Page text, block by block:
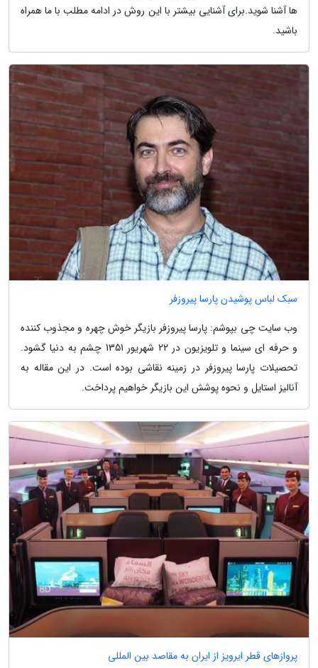
ها آشنا شوید.برای آشنایی بیشتر با این روش در ادامه مطلب با ما همراه
باشید.
سبک لباس پوشیدن پارسا پیروزفر
وب سایت چی بپوشم: پارسا پیروزفر بازیگر خوش چهره و مجذوب کننده
و حرفه ای سینما و تلویزیون در 22 شهریور 1351 چشم به دنیا گشود.
تحصیلات پارسا پیروزفر در زمینه نقاشی بوده است. در این مقاله به
آنالیز استایل و نحوه پوشش این بازیگر خواهیم پرداخت.
پروازهای قطر ایرویز از ایران به مقاصد بین المللی